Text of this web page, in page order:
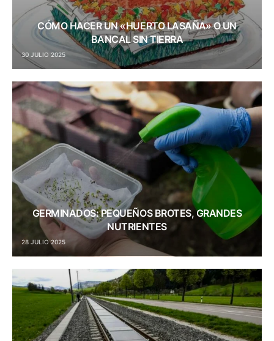
CÓMO HACER UN «HUERTO LASAÑA» O UN
BANCAL SIN TIERRA
30 JULIO 2025
GERMINADOS: PEQUEÑOS BROTES, GRANDES
NUTRIENTES
28 JULIO 2025